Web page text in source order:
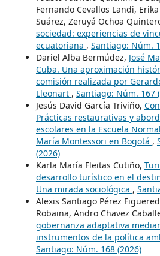
Fernando Cevallos Landi,
Suárez, Zeruyá Ochoa
sociedad: experiencias de
ecuatoriana , Santiago: Núm.
Dariel Alba Bermúdez, José
Cuba. Una aproximación
comisión realizada por
Lleonart , Santiago: Núm. 167
Jesús David García Triviño,
Prácticas restaurativas y
escolares en la Escuela
María Montessori en Bogotá ,
(2026)
Karla María Fleitas Cutiño,
desarrollo turístico en el
Una mirada sociológica ,
Alexis Santiago Pérez
Robaina, Andro Chavez
gobernanza adaptativa
instrumentos de la política
Santiago: Núm. 168 (2026)